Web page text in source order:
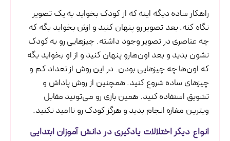
راهکار ساده دیگه اینه که از کودک بخواید به یک تصویر
نگاه کنه. بعد تصویر رو پنهان کنید و ازش بخواید بگه که
چه عناصری در تصویر وجود داشته. چیزهایی رو به کودک
نشون بدید و بعد اون‌هارو پنهان کنید و از او بخواید بگه
که اون‌ها چه چیزهایی بودن. در این روش از تعداد کم و
چیزهای ساده شروع کنید. همچنین از روش پاداش و
تشویق استفاده کنید. همین بازی رو می‌تونید مقابل
ویترین مغازه انجام بدید و هرگز کودک رو ناامید نکنید.
انواع دیگر اختلالات یادگیری در دانش آموزان ابتدایی